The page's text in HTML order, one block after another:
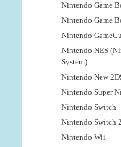
Nintendo Game
Nintendo Game
Nintendo
Nintendo NES
System)
Nintendo New
Nintendo Super
Nintendo Switch
Nintendo Switch 2
Nintendo Wii